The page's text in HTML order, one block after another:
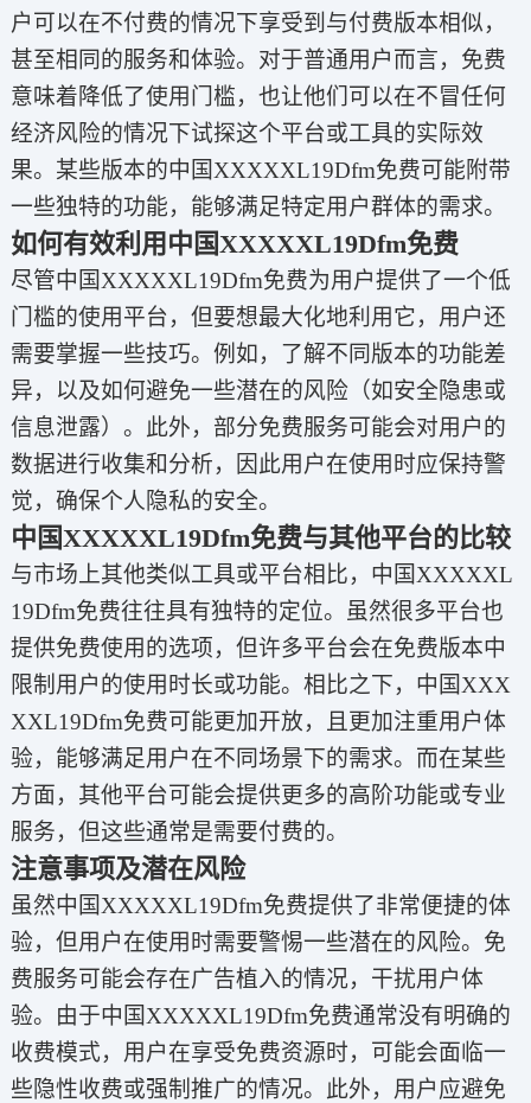
户可以在不付费的情况下享受到与付费版本相似，
甚至相同的服务和体验。对于普通用户而言，免费
意味着降低了使用门槛，也让他们可以在不冒任何
经济风险的情况下试探这个平台或工具的实际效
果。某些版本的中国XXXXXL19Dfm免费可能附带
一些独特的功能，能够满足特定用户群体的需求。
如何有效利用中国XXXXXL19Dfm免费
尽管中国XXXXXL19Dfm免费为用户提供了一个低
门槛的使用平台，但要想最大化地利用它，用户还
需要掌握一些技巧。例如，了解不同版本的功能差
异，以及如何避免一些潜在的风险（如安全隐患或
信息泄露）。此外，部分免费服务可能会对用户的
数据进行收集和分析，因此用户在使用时应保持警
觉，确保个人隐私的安全。
中国XXXXXL19Dfm免费与其他平台的比较
与市场上其他类似工具或平台相比，中国XXXXXL
19Dfm免费往往具有独特的定位。虽然很多平台也
提供免费使用的选项，但许多平台会在免费版本中
限制用户的使用时长或功能。相比之下，中国XXX
XXL19Dfm免费可能更加开放，且更加注重用户体
验，能够满足用户在不同场景下的需求。而在某些
方面，其他平台可能会提供更多的高阶功能或专业
服务，但这些通常是需要付费的。
注意事项及潜在风险
虽然中国XXXXXL19Dfm免费提供了非常便捷的体
验，但用户在使用时需要警惕一些潜在的风险。免
费服务可能会存在广告植入的情况，干扰用户体
验。由于中国XXXXXL19Dfm免费通常没有明确的
收费模式，用户在享受免费资源时，可能会面临一
些隐性收费或强制推广的情况。此外，用户应避免